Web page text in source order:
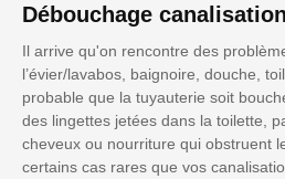
Débouchage canalisation
Il arrive qu'on rencontre des
l’évier/lavabos, baignoire, douche,
probable que la tuyauterie soit
des lingettes jetées dans la toilette,
cheveux ou nourriture qui obstruent
certains cas rares que vos